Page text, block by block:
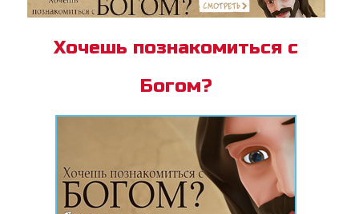
Хочешь познакомиться с
Богом?